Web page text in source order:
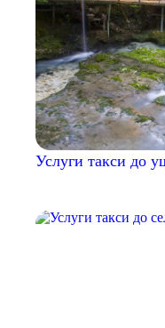
Услуги такси до